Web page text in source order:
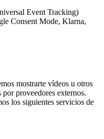
Event Tracking)
Consent Mode, Klarna,
mostrarte vídeos u otros
proveedores externos.
los siguientes servicios de